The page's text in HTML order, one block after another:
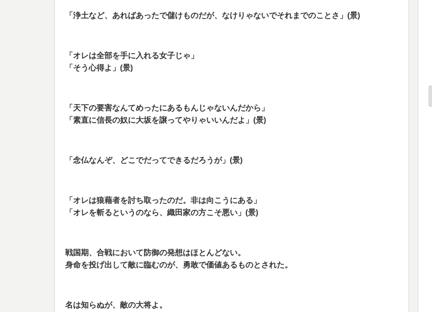
「浄土など、あればあったで儲けものだが、なけりゃないでそれまでのことさ」(景)
「オレは全部を手に入れる女子じゃ」
「そう心得よ」(景)
「天下の要害なんてめったにあるもんじゃないんだから」
「素直に信長の奴に大坂を譲ってやりゃいいんだよ」(景)
「 念仏なんぞ、どこでだってできるだろうが」(景)
「オレは狼藉者を討ち取ったのだ。非は向こうにある」
「 オレを斬るというのなら、織田家の方こそ悪い」(景)
戦国期、合戦において防御の発想はほとんどない。
身命を投げ出して敵に臨むのが、勇敢で価値あるものとされた。
名は知らぬが、敵の大将よ。